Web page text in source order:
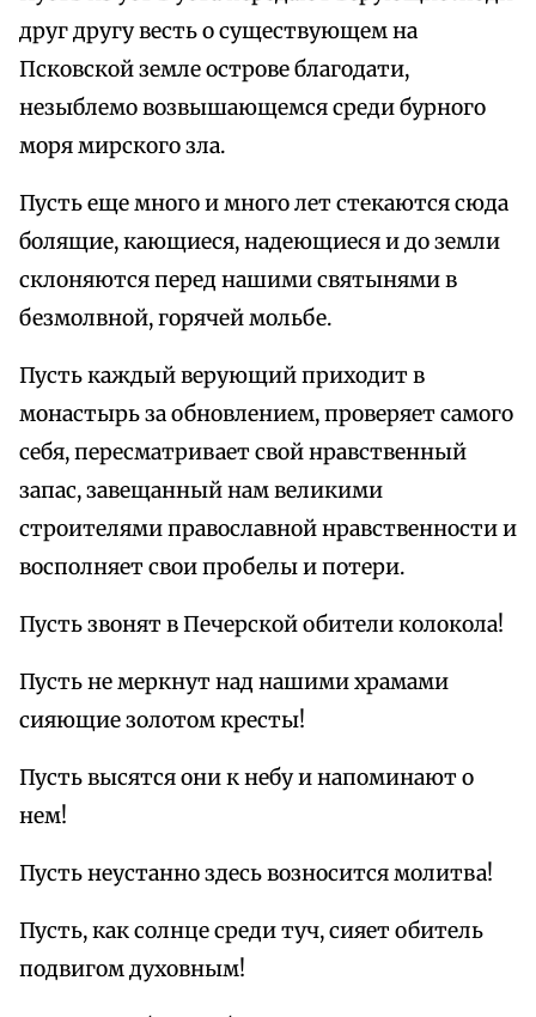
друг другу весть о существующем на
Псковской земле острове благодати,
незыблемо возвышающемся среди бурного
моря мирского зла.
Пусть еще много и много лет стекаются сюда
болящие, кающиеся, надеющиеся и до земли
склоняются перед нашими святынями в
безмолвной, горячей мольбе.
Пусть каждый верующий приходит в
монастырь за обновлением, проверяет самого
себя, пересматривает свой нравственный
запас, завещанный нам великими
строителями православной нравственности и
восполняет свои пробелы и потери.
Пусть звонят в Печерской обители колокола!
Пусть не меркнут над нашими храмами
сияющие золотом кресты!
Пусть высятся они к небу и напоминают о
нем!
Пусть неустанно здесь возносится молитва!
Пусть, как солнце среди туч, сияет обитель
подвигом духовным!